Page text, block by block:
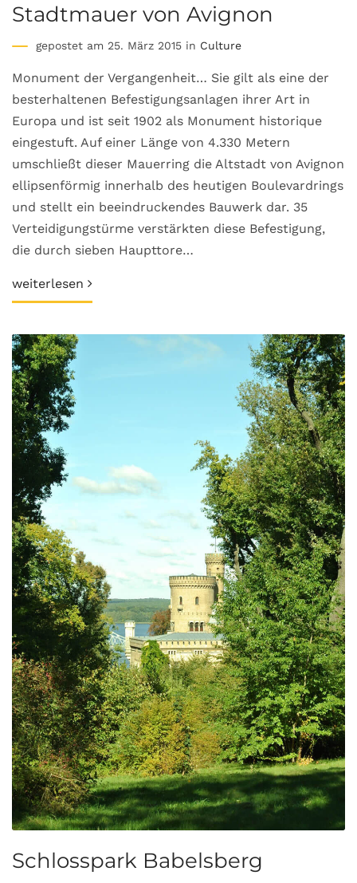
Stadtmauer von Avignon
gepostet am 25. März 2015 in Culture
Monument der Vergangenheit… Sie gilt als eine der
besterhaltenen Befestigungsanlagen ihrer Art in
Europa und ist seit 1902 als Monument historique
eingestuft. Auf einer Länge von 4.330 Metern
umschließt dieser Mauerring die Altstadt von Avignon
ellipsenförmig innerhalb des heutigen Boulevardrings
und stellt ein beeindruckendes Bauwerk dar. 35
Verteidigungstürme verstärkten diese Befestigung,
die durch sieben Haupttore…
weiterlesen
Schlosspark Babelsberg